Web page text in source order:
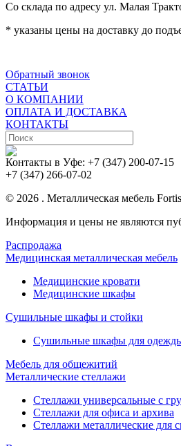
Со склада по адресу ул. Малая
* указаны цены на доставку до
Обратный звонок
СТАТЬИ
О КОМПАНИИ
ОПЛАТА И ДОСТАВКА
КОНТАКТЫ
Контакты в Уфе: +7 (347) 200-07-15
+7 (347) 266-07-02
© 2026 . Металлическая мебель Fortis
Информация и цены не являются
Распродажа
Медицинская металлическая мебель
Медицинские кровати
Медицинские шкафы
Сушильные шкафы и стойки
Сушильные шкафы для
Мебель для общежитий
Металлические стеллажи
Стеллажи универсальные с
Стеллажи для офиса и архива
Стеллажи металлические для